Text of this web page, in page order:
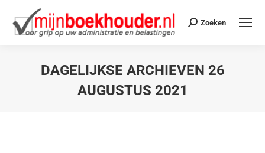
Zoeken
DAGELIJKSE ARCHIEVEN 26
AUGUSTUS 2021